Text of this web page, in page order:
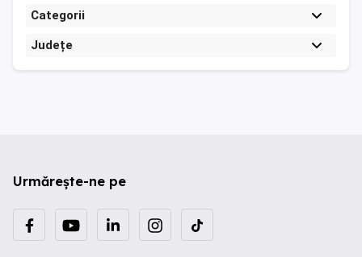
Categorii
Județe
Urmărește-ne pe